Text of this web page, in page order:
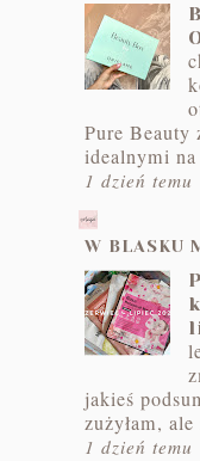
Pure Beauty
idealnymi
1 dzień temu
W BLASKU
jakieś
zużyłam,
1 dzień temu